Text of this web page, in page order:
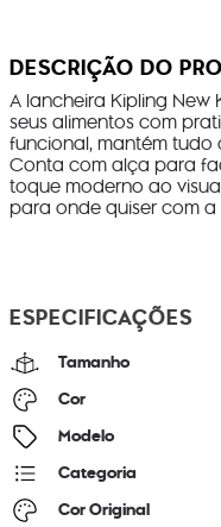
DESCRIÇÃO DO
A lancheira Kipling
seus alimentos com
funcional, mantém
Conta com alça para
toque moderno ao
para onde quiser com
ESPECIFICAÇÕES
Tamanho
Cor
Modelo
Categoria
Cor Original